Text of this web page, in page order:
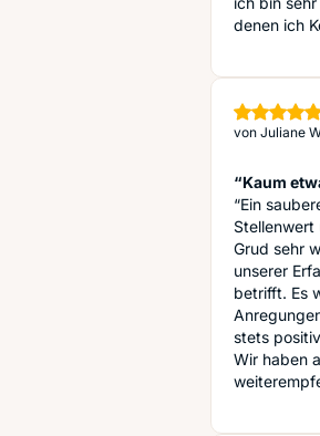
denen ich
von Juliane
“Kaum
“Ein
Stellenwert
Grud sehr
unserer
betrifft. Es
stets
Wir haben